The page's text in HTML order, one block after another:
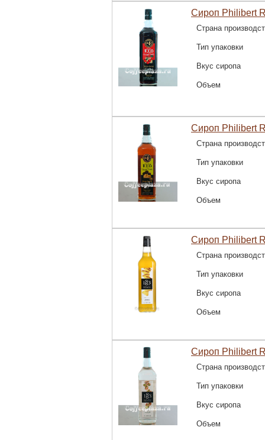
Сироп Philibert
Страна
Тип упаковки
Вкус сиропа
Объем
Сироп Philibert
Страна
Тип упаковки
Вкус сиропа
Объем
Сироп Philibert
Страна
Тип упаковки
Вкус сиропа
Объем
Сироп Philibert
Страна
Тип упаковки
Вкус сиропа
Объем